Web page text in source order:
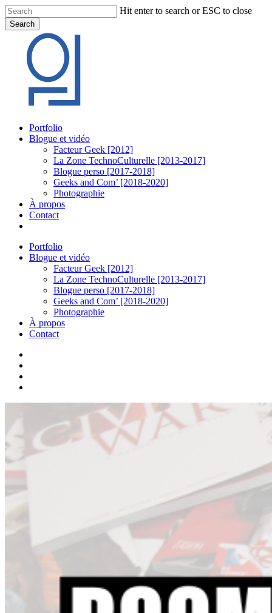
Skip
to
main
content
Hit enter to search or ESC to close
Search
Search
Menu
Portfolio
Blogue et vidéo
Facteur Geek [2012]
La Zone TechnoCulturelle [2013-2017]
Blogue perso [2017-2018]
Geeks and Com’ [2018-2020]
Photographie
À propos
Contact
Portfolio
Blogue et vidéo
Facteur Geek [2012]
La Zone TechnoCulturelle [2013-2017]
Blogue perso [2017-2018]
Geeks and Com’ [2018-2020]
Photographie
À propos
Contact